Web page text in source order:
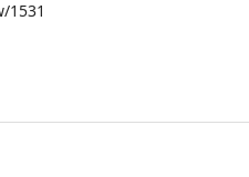
1531